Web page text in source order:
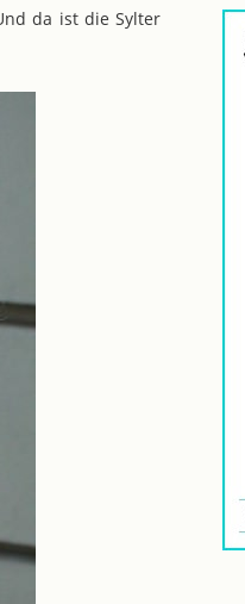
da ist die Sylter